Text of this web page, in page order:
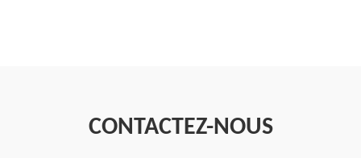
CONTACTEZ-NOUS